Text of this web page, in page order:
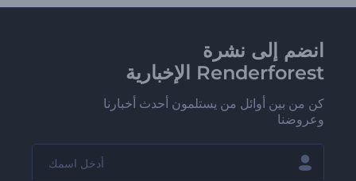
انضم إلى نشرة
Renderforest الإخبارية
كن من بين أوائل من يستلمون أحدث أخبارنا
وعروضنا